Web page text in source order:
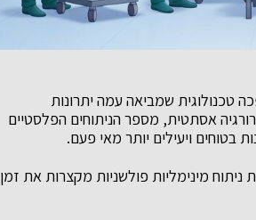
עוברת מהפכה טכנולוגית שמביאה עמה יתרונות
אסתטית, מספר הניתוחים הפלסטיים
מינימליות פולשניות מקצרות את זמן